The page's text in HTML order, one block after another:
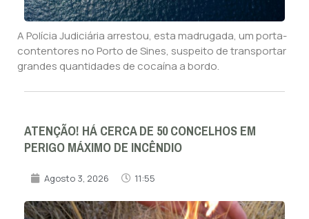
A Polícia Judiciária arrestou, esta madrugada, um porta-
contentores no Porto de Sines, suspeito de transportar
grandes quantidades de cocaína a bordo.
ATENÇÃO! HÁ CERCA DE 50 CONCELHOS EM
PERIGO MÁXIMO DE INCÊNDIO
Agosto 3, 2026 11:55